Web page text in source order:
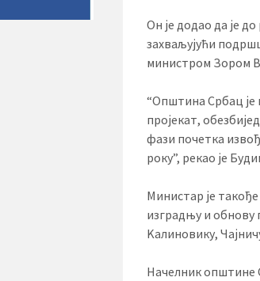
Он је додао да је
захваљујући
министром Зором
“Општина Србац је
пројекат,
фази почетка
року”, рекао је
Министар је такође
изградњу и обнову
Kалиновику,
Начелник општине